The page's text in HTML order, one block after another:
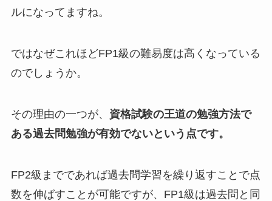
ルになってますね。
ではなぜこれほどFP1級の難易度は高くなっている
のでしょうか。
その理由の一つが、 資格試験の王道の勉強方法で
ある過去問勉強が有効でないという点です。
FP2級までであれば過去問学習を繰り返すことで点
数を伸ばすことが可能ですが、FP1級は過去問と同